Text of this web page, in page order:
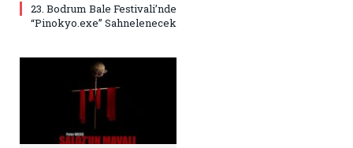
23. Bodrum Bale Festivali’nde
“Pinokyo.exe” Sahnelenecek